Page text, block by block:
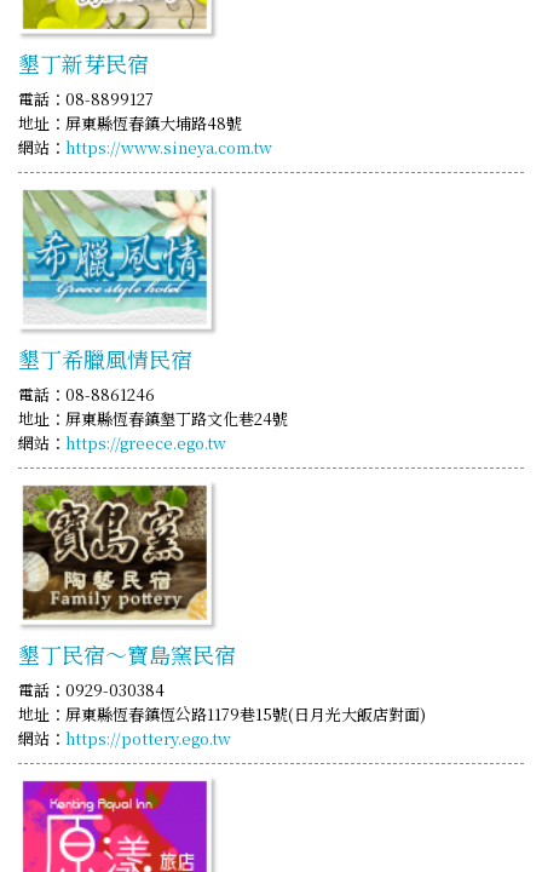
墾丁新芽民宿
電話：08-8899127
地址：屏東縣恆春鎮大埔路48號
網站： https://www.sineya.com.tw
墾丁希臘風情民宿
電話：08-8861246
地址：屏東縣恆春鎮墾丁路文化巷24號
網站： https://greece.ego.tw
墾丁民宿～寶島窯民宿
電話：0929-030384
地址：屏東縣恆春鎮恆公路1179巷15號(日月光大飯店對面)
網站： https://pottery.ego.tw